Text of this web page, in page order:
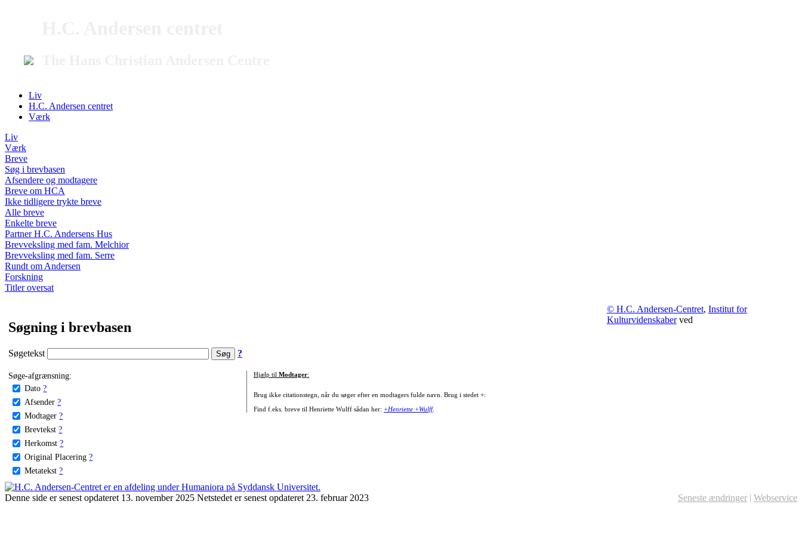
Liv
H.C. Andersen centret
Værk
Liv
Værk
Breve
Søg i brevbasen
Afsendere og modtagere
Breve om HCA
Ikke tidligere trykte breve
Alle breve
Enkelte breve
Partner H.C. Andersens Hus
Brevveksling med fam. Melchior
Brevveksling med fam. Serre
Rundt om Andersen
Forskning
Titler oversat
Søgning i brevbasen
Søgetekst ?
Søge-afgrænsning:
Dato ?
Afsender ?
Modtager ?
Brevtekst ?
Herkomst ?
Original Placering ?
Metatekst ?
Hjælp til Modtager:
Brug ikke citationstegn, når du søger efter en modtagers fulde navn. Brug i stedet +:
Find f.eks. breve til Henriette Wulff sådan her: +Henriette +Wulff.
© H.C. Andersen-Centret, Institut for
Kulturvidenskaberved
Denne side er senest opdateret 13. november 2025 Netstedet er senest opdateret 23. februar 2023 Seneste ændringer | Webservice